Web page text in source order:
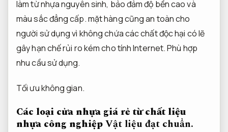
làm từ nhựa nguyên sinh, bảo đảm độ bền cao và
màu sắc đẳng cấp. mặt hàng cũng an toàn cho
người sử dụng vì không chứa các chất độc hại có lẽ
gây hạn chế rủi ro kém cho tính Internet.Phù hợp
nhu cầu sử dụng.
Tối ưu không gian.
Các loại cửa nhựa giá rẻ từ chất liệu
nhựa công nghiệpVật liệu đạt chuẩn.